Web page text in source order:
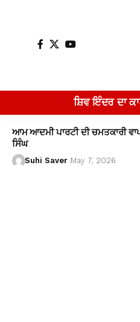
ਸ਼ਿਵ ਇੰਦਰ ਦਾ
ਆਮ ਆਦਮੀ ਪਾਰਟੀ ਦੀ ਚਮਤਕਾਰੀ
ਸਿੰਘ
Suhi Saver May 7, 2026